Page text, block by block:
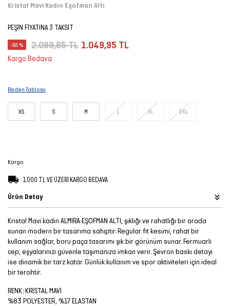
Kristal Mavi Kadın Eşofman Altı
PEŞİN FİYATINA 3 TAKSİT
-50 % 2.099,95 TL 1.049,95 TL
Kargo Bedava
Beden Tablosu
XS S M L XL 2XL
Kargo
1.000 TL VE ÜZERİ KARGO BEDAVA
Ürün Detay
Kristal Mavi kadın ALMIRA EŞOFMAN ALTI, şıklığı ve rahatlığı bir arada
sunan modern bir tasarıma sahiptir. Regular fit kesimi, rahat bir
kullanım sağlar, boru paça tasarımı şık bir görünüm sunar. Fermuarlı
cep, eşyalarınızı güvenle taşımanıza imkan verir. Şevron baskı detayı
ise dinamik bir tarz katar. Günlük kullanım ve spor aktiviteleri için ideal
bir tercihtir.
RENK: KRİSTAL MAVİ
%83 POLYESTER, %17 ELASTAN